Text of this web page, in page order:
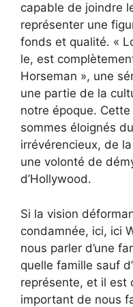
capable de joindre
représenter une
fonds et qualité. «
le, est
Horseman », une
une partie de la
notre époque.
sommes éloignés
irrévérencieux, de
une volonté de
d’Hollywood.
Si la vision
condamnée, ici, ici
nous parler d’une
quelle famille sauf
représente, et il est
important de nous